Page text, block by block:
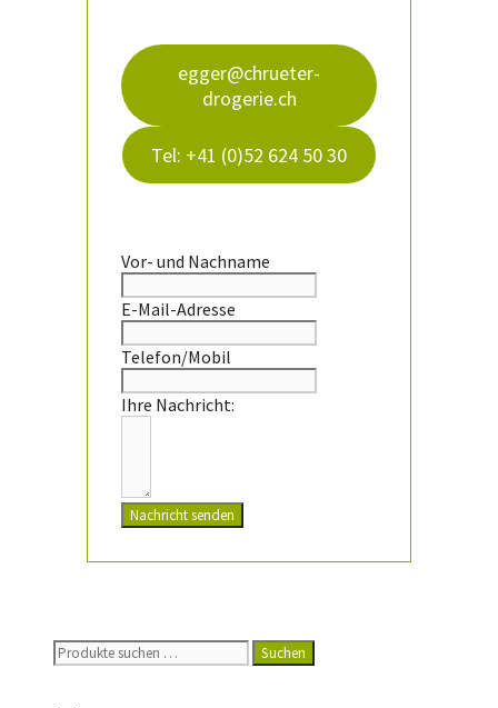
egger@chrueter-
drogerie.ch
Tel: +41 (0)52 624 50 30
Vor- und Nachname
E-Mail-Adresse
Telefon/Mobil
Ihre Nachricht:
Nachricht senden
Suchen
nach:
Suchen